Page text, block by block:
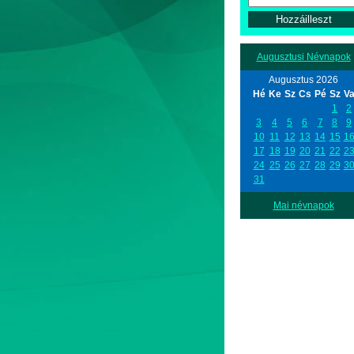
Augusztusi Névnapok
Augusztus 2026
Hé Ke Sz Cs Pé Sz Va
1
2
3
4 5 6 7 8
9
10 11 12 13 14 15 16
17 18 19 20 21 22 23
24 25 26 27 28 29 30
31
Mai névnapok